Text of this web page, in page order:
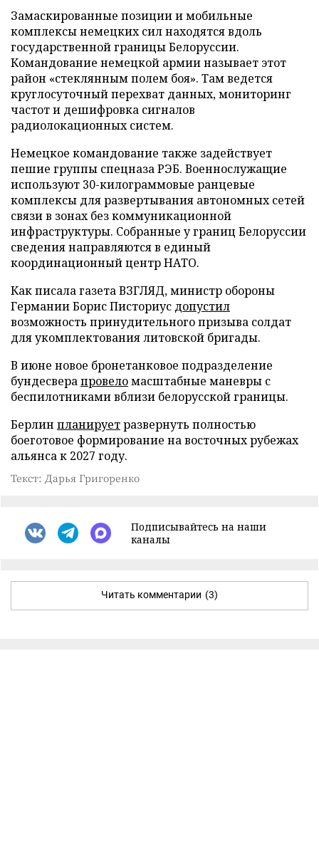
Замаскированные позиции и мобильные
комплексы немецких сил находятся вдоль
государственной границы Белоруссии.
Командование немецкой армии называет этот
район «стеклянным полем боя». Там ведется
круглосуточный перехват данных, мониторинг
частот и дешифровка сигналов
радиолокационных систем.
Немецкое командование также задействует
пешие группы спецназа РЭБ. Военнослужащие
используют 30-килограммовые ранцевые
комплексы для развертывания автономных сетей
связи в зонах без коммуникационной
инфраструктуры. Собранные у границ Белоруссии
сведения направляются в единый
координационный центр НАТО.
Как писала газета ВЗГЛЯД, министр обороны
Германии Борис Писториус допустил
возможность принудительного призыва солдат
для укомплектования литовской бригады.
В июне новое бронетанковое подразделение
бундесверапровеломасштабные маневры с
беспилотниками вблизи белорусской границы.
Берлин планируетразвернуть полностью
боеготовое формирование на восточных рубежах
альянса к 2027 году.
Текст: Дарья Григоренко
Подписывайтесь на наши
каналы
Читать комментарии (3)